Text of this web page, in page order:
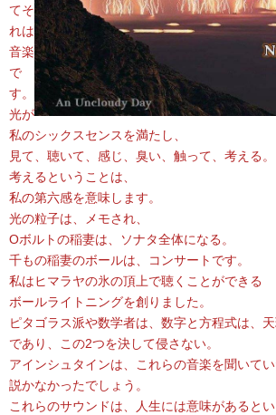
てそ
れは
音楽
で
す。
光が
私のシックスセンスを満たし、
見て、聴いて、感じ、臭い、触って、考える。
考えるということは、
私の第六感を意味します。
光の粒子は、メモされ、
Oボルトの稲妻は、ソナタ全体になる。
千もの稲妻のボールは、コンサートです。
私はヒマラヤの氷の頂上で聴くことができる
ボールライトニングを創りました。
ピタゴラス派や数学者は、数字と方程式は、
であり、この2つを決して侵さない。
アインシュタインは、これらの音楽を聞いて
説かなかったでしょう。
これらのサウンドは、人生には意味があるとい